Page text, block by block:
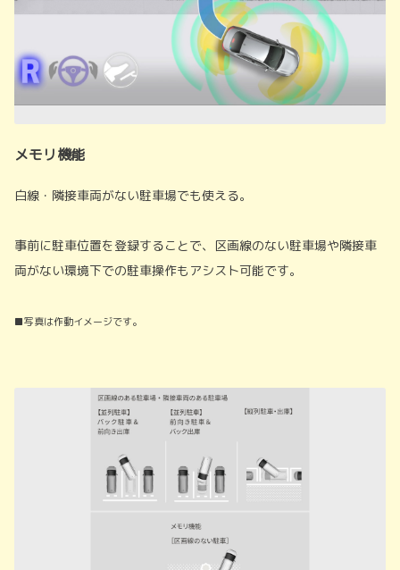
メモリ機能
白線・隣接車両がない駐車場でも使える。
事前に駐車位置を登録することで、区画線のない駐車場や隣接車
両がない環境下での駐車操作もアシスト可能です。
■写真は作動イメージです。